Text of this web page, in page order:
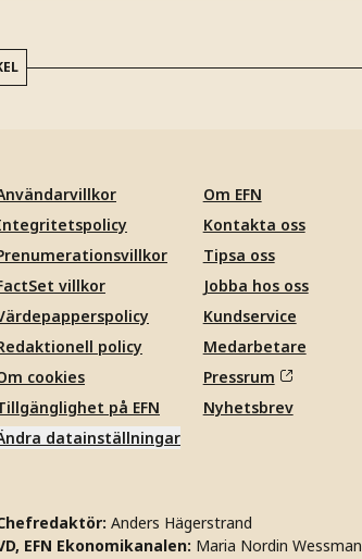
villkor
policy
cookies
på EFN
datainställningar
Om EFN
Kontakta oss
Tipsa oss
Jobba hos oss
Kundservice
Medarbetare
Pressrum
Nyhetsbrev
Anders Hägerstrand
EFN Ekonomikanalen: Maria Nordin Wessman